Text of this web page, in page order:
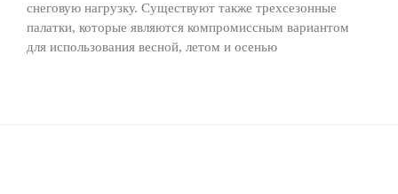
снеговую нагрузку. Существуют также трехсезонные
палатки, которые являются компромиссным вариантом
для использования весной, летом и осенью